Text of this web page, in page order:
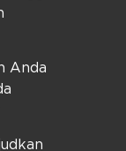
Anda